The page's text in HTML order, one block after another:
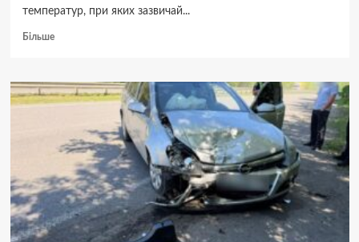
температур, при яких зазвичай...
БільшеДокладніше
у
турбіна
брати
брати,
як